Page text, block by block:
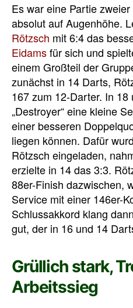
Es war eine Partie
absolut auf Augenhöhe.
Rötzsch mit 6:4 das
Eidamsfür sich und
einem Großteil der
zunächst in 14 Darts,
167 zum 12-Darter. In
„Destroyer“ eine kleine
einer besseren
liegen können. Dafür
Rötzsch eingeladen,
erzielte in 14 das 3:3.
88er-Finish dazwischen,
Service mit einer 146er-
Schlussakkord klang
gut, der in 16 und 14
Grüllich stark,
Arbeitssieg